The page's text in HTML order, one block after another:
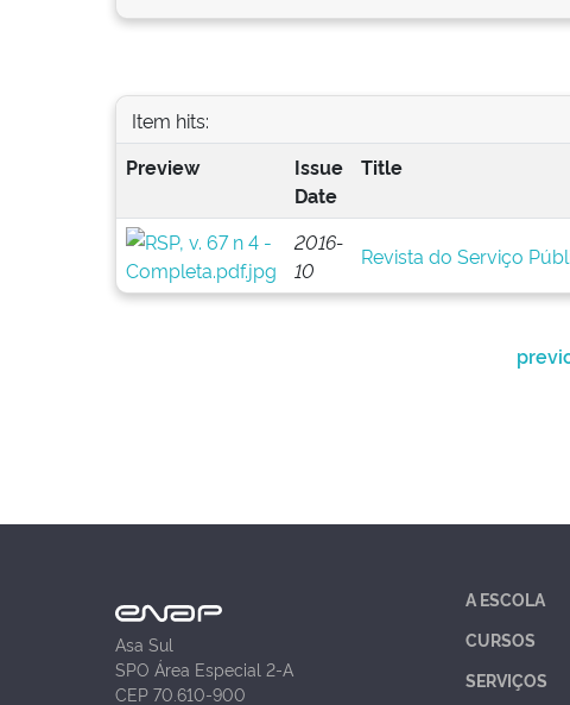
Item hits:
Preview
Issue
Date
Title
2016-
10
Revista do Serviço
Asa Sul
SPO Área Especial 2-A
CEP 70.610-900
A ESCOLA
CURSOS
SERVIÇOS